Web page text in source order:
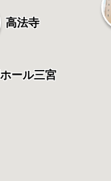
ール三宮
高法寺